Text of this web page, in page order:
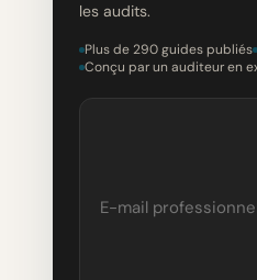
les audits.
Plus de 290 guides publiés
Conçu par un auditeur en